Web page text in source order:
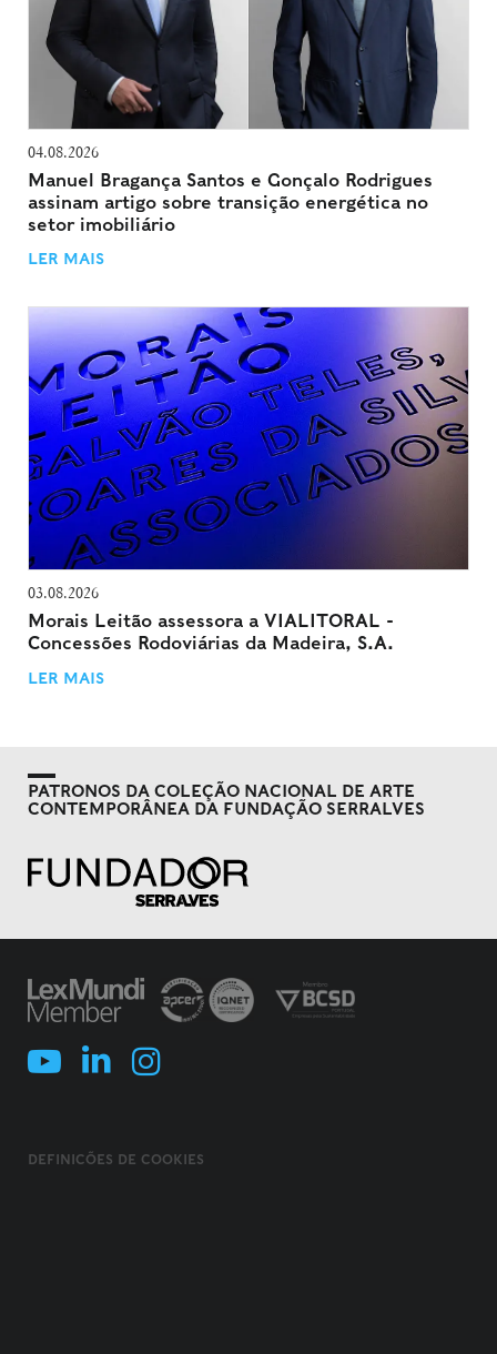
04.08.2026
Manuel Bragança Santos e Gonçalo Rodrigues
assinam artigo sobre transição energética no
setor imobiliário
LER MAIS
03.08.2026
Morais Leitão assessora a VIALITORAL -
Concessões Rodoviárias da Madeira, S.A.
LER MAIS
PATRONOS DA COLEÇÃO NACIONAL DE ARTE
CONTEMPORÂNEA DA FUNDAÇÃO SERRALVES
DEFINIÇÕES DE COOKIES